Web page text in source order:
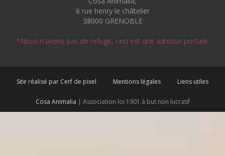
6 rue henry le châtelier
38000 GRENOBLE
*Nous n'avons pas de refuge, ceci est une adresse postale.
Site réalisé par Cerf de pixel Mentions légales Liens utiles
Cosa Animalia | Association loi 1901 à but non lucratif